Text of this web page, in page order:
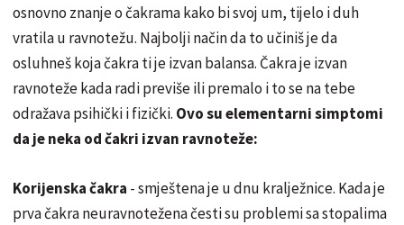
osnovno znanje o čakrama kako bi svoj um, tijelo i duh
vratila u ravnotežu. Najbolji način da to učiniš je da
osluhneš koja čakra ti je izvan balansa. Čakra je izvan
ravnoteže kada radi previše ili premalo i to se na tebe
odražava psihički i fizički. Ovo su elementarni simptomi
da je neka od čakri izvan ravnoteže:
Korijenska čakra - smještena je u dnu kralježnice. Kada je
prva čakra neuravnotežena česti su problemi sa stopalima